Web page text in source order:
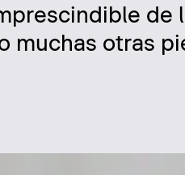
de
muchas otras